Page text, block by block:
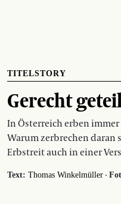
TITELSTORY
Gerecht
In Österreich erben
Warum zerbrechen daran
Erbstreit auch in einer
Text: Thomas Winkelmüller ·